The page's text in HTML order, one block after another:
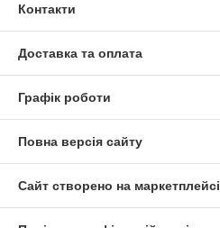
Контакти
Доставка та оплата
Графік роботи
Повна версія сайту
Сайт створено на маркетплейсі